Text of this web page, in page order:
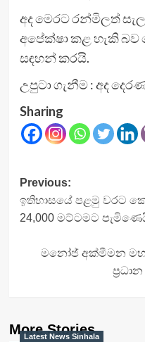
අද මෙරට රන්මිලත්
අපේක්ෂා කළ හැකි බව
සඳහන් කරයි.
උපුටා ගැනීම : අද
Sharing
Post
navigation
Previous:
ඉතිහාසයේ පළමු වරට
24,000 මට්ටමට
මනෝජ් අක්මීමන
More Stories
Latest News Sinhala